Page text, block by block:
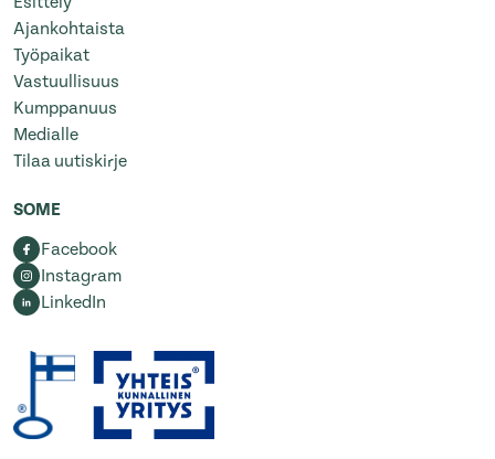
Ajankohtaista
Työpaikat
Vastuullisuus
Kumppanuus
Medialle
Tilaa uutiskirje
SOME
Facebook
Instagram
LinkedIn